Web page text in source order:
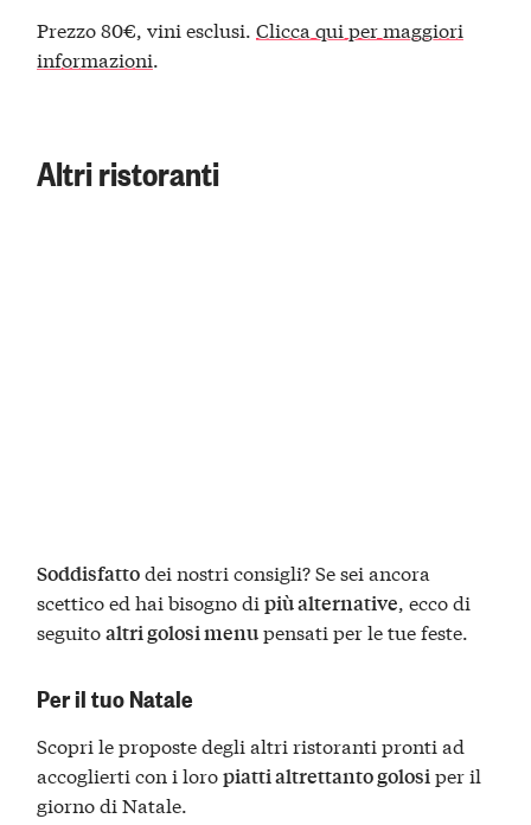
Prezzo 80€, vini esclusi.Clicca qui per maggiori
informazioni.
Altri ristoranti
Soddisfattodei nostri consigli? Se sei ancora
scettico ed hai bisogno dipiù alternative, ecco di
seguitoaltri golosi menupensati per le tue feste.
Per il tuo Natale
Scopri le proposte degli altri ristoranti pronti ad
accoglierti con i loropiatti altrettanto golosiper il
giorno di Natale.